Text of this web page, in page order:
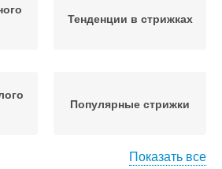
Тенденции в стрижках
Популярные стрижки
Показать все